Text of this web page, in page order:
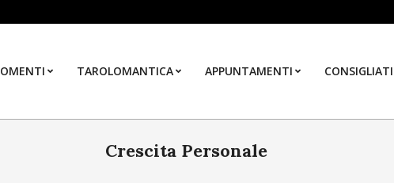
TAROLOMANTICA APPUNTAMENTI CONSIGLIATI
Crescita Personale